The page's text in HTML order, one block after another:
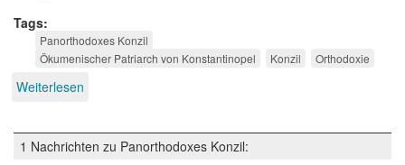
Tags
Panorthodoxes Konzil
Ökumenischer Patriarch von Konstantinopel
Konzil Orthodoxie
Weiterlesen
Panorthodoxes
Konzil
1 Nachrichten zu Panorthodoxes Konzil: